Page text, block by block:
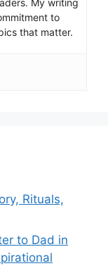
to
that matter.
Rituals,
to Dad in